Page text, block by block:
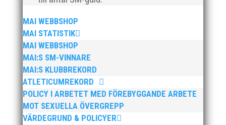
MAI WEBBSHOP
MAI STATISTIK
MAI WEBBSHOP
MAI:S SM-VINNARE
MAI:S KLUBBREKORD
ATLETICUMREKORD
POLICY I ARBETET MED FÖREBYGGANDE ARBETE
MOT SEXUELLA ÖVERGREPP
VÄRDEGRUND & POLICYER
sin parhäst och nära vän, Bengt Bendéus,...
Nu är hösten här och för oss MAI:re betyder det olika
saker beroende på var man befinner sig i